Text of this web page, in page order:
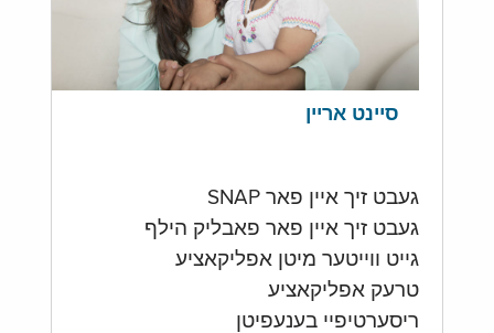
סיינט אריין
געבט זיך איין פאר SNAP
געבט זיך איין פאר פאבליק הילף
גייט ווייטער מיטן אפליקאציע
טרעק אפליקאציע
ריסערטיפיי בענעפיטן